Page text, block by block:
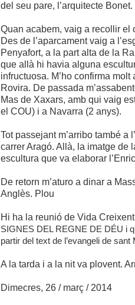
del seu pare, l’arquitecte Bonet.
Quan acabem, vaig a recollir el
Des de l’aparcament vaig a
Penyafort, a la part alta de la
que allà hi havia alguna
infructuosa. M’ho confirma
Rovira. De passada
Mas de Xaxars, amb qui vaig
el COU) i a Navarra (2 anys).
Tot passejant m’arribo també a
carrer Aragó. Allà, la imatge de
escultura que va elaborar
De retorn m’aturo a dinar a
Anglès. Plou
Hi ha la reunió de Vida
SIGNES DEL REGNE DE DÉU i
partir del text de l’evangeli de sant
A la tarda i a la nit va plovent.
Dimecres, 26 / març / 2014